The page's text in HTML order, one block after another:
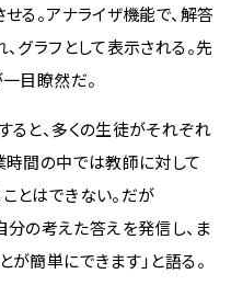
る。アナライザ機能で、解答
グラフとして表示される。先
目瞭然だ。
と、多くの生徒がそれぞれ
時間の中では教師に対して
とはできない。だが
分の考えた答えを発信し、ま
簡単にできます」と語る。